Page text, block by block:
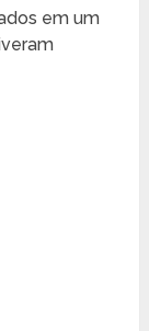
em um